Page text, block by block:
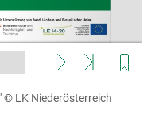
© LK Niederösterreich